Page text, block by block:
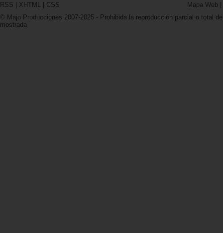
RSS | XHTML | CSS Mapa Web |
© Majo Producciones 2007-2025 - Prohibida la reproducción parcial o total
mostrada